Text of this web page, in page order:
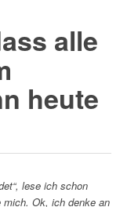
alle
heute
lese ich schon
mich. Ok, ich denke an